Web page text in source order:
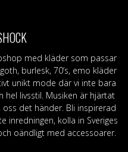
med kläder som passar
burlesk, 70’s, emo kläder
unikt mode där vi inte bara
hel livsstil. Musiken är hjärtat
det händer. Bli inspirerad
inredningen, kolla in Sveriges
oändligt med accessoarer.